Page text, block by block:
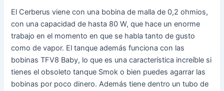
El Cerberus viene con una bobina de malla de 0,2 ohmios,
con una capacidad de hasta 80 W, que hace un enorme
trabajo en el momento en que se habla tanto de gusto
como de vapor. El tanque además funciona con las
bobinas TFV8 Baby, lo que es una característica increíble si
tienes el obsoleto tanque Smok o bien puedes agarrar las
bobinas por poco dinero. Además tiene dentro un tubo de